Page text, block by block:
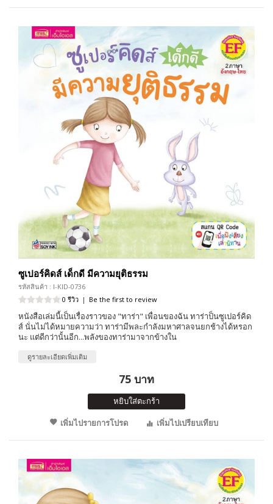
ซูเปอร์คิดส์ เด็กดี มีความยุติธรรม
รหัสสินค้า : I-KID-0736
0 รีวิว | Be the first to review
หนังสือเล่มนี้เป็นเรื่องราวของ "ทาร่า" เพื่อนของฉัน ทาร่าป็นซูเปอร์คิด
ส์ นั่นไม่ได้หมายความว่า ทาร่ามีพละกำลังมหาศาลจนยกช้างได้หรอก
นะ แต่ดีกว่านั้นอีก...พลังของทาร่ามาจากข้างใน
ดูรายละเอียดเพิ่มเติม
75 บาท
หยิบใส่ตะกร้า
เพิ่มไปรายการโปรด
เพิ่มไปเปรียบเทียบ